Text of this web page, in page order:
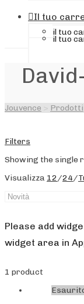
il tuo
Il tuo
il tuo
Jouvence > Prodotti
Filters
Showing the single
Visualizza 12/24/
Please add
widget area in
1 product